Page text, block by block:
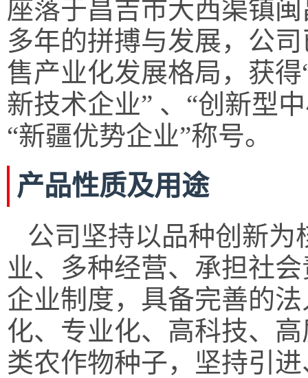
座落于昌吉市大西渠镇
多年的拼搏与发展，公
售产业化发展格局，获
新技术企业” 、“创新型
“新疆优势企业”称号。
产品性质及用途
公司坚持以品种创新为
业、多种经营、承担社
企业制度，具备完善的
化、专业化、高科技、
类农作物种子，坚持引